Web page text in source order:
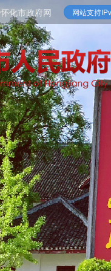
怀化市政府网 网站支持